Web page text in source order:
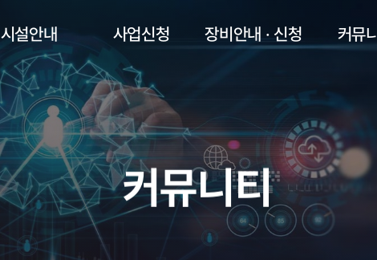
시설안내 사업신청 장비안내 · 신청 커뮤
커뮤니티